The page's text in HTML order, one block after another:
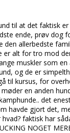
til at det faktisk
ende, prøv
den allerbedste
er alt for tro mod
muskler som
og de er
til kursus, for
en anden
det
havde gjort det,
faktisk har
NOGET